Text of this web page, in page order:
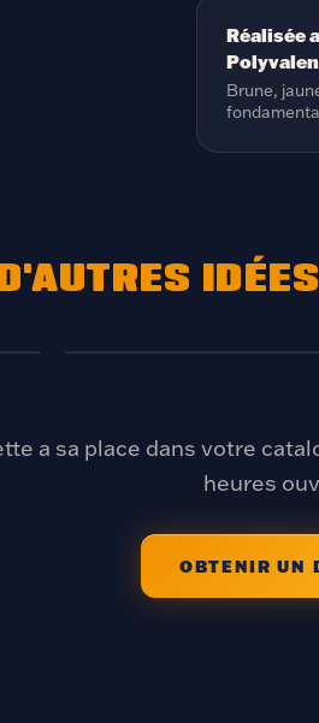
Réalisée
Brune,
a sa place dans votre
heures
OBTENIR UN